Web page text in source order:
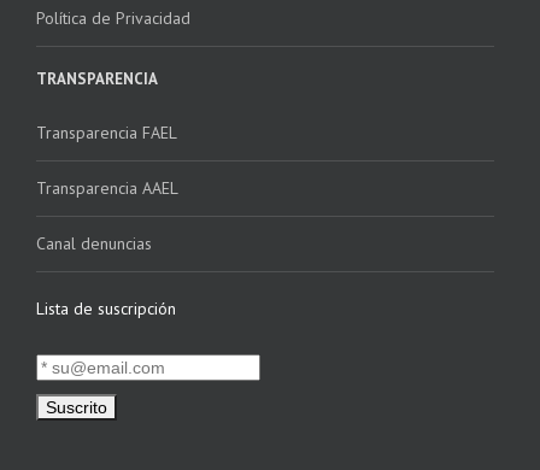
Política de Privacidad
TRANSPARENCIA
Transparencia FAEL
Transparencia AAEL
Canal denuncias
Lista de suscripción